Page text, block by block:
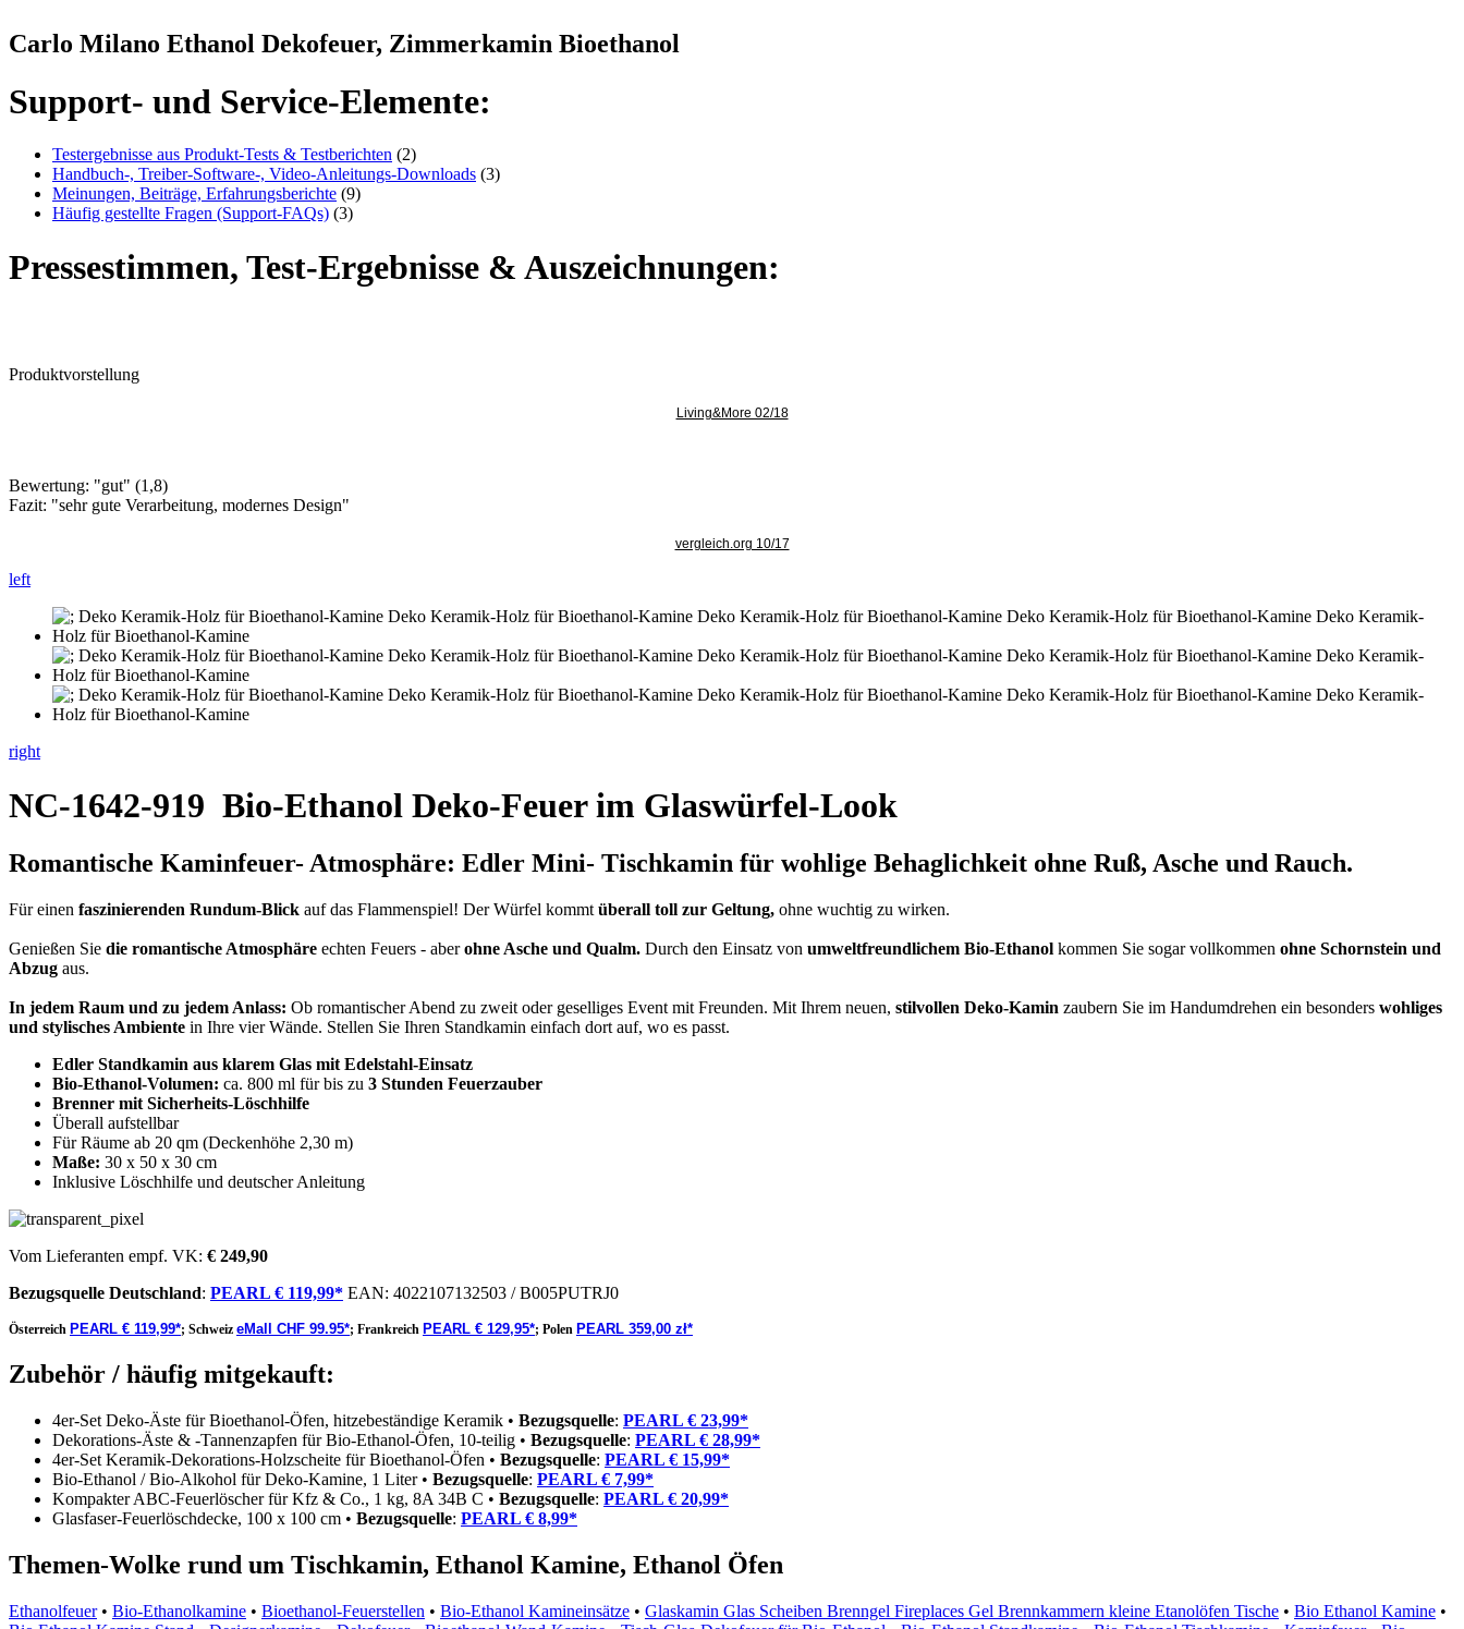
Carlo Milano Ethanol Dekofeuer, Zimmerkamin Bioethanol
Support- und Service-Elemente:
Testergebnisse aus Produkt-Tests & Testberichten (2)
Handbuch-, Treiber-Software-, Video-Anleitungs-Downloads (3)
Meinungen, Beiträge, Erfahrungsberichte (9)
Häufig gestellte Fragen (Support-FAQs) (3)
Pressestimmen, Test-Ergebnisse & Auszeichnungen:
Produktvorstellung
Living&More 02/18
Bewertung: "gut" (1,8)
Fazit: "sehr gute Verarbeitung, modernes Design"
vergleich.org 10/17
left
right
NC-1642-919 Bio-Ethanol Deko-Feuer im Glaswürfel-Look
Romantische Kaminfeuer- Atmosphäre: Edler Mini- Tischkamin für wohlige Behaglichkeit ohne Ruß, Asche und Rauch.
Für einen faszinierenden Rundum-Blick auf das Flammenspiel! Der Würfel kommt überall toll zur Geltung, ohne wuchtig zu wirken.
Genießen Sie die romantische Atmosphäre echten Feuers - aberohne Asche und Qualm. Durch den Einsatz von umweltfreundlichem Bio-Ethanol kommen Sie sogar vollkommen ohne Schornstein und
Abzug aus.
In jedem Raum und zu jedem Anlass: Ob romantischer Abend zu zweit oder geselliges Event mit Freunden. Mit Ihrem neuen, stilvollen Deko-Kamin zaubern Sie im Handumdrehen ein besonders wohliges
und stylisches Ambiente in Ihre vier Wände. Stellen Sie Ihren Standkamin einfach dort auf, wo es passt.
Edler Standkamin aus klarem Glas mit Edelstahl-Einsatz
Bio-Ethanol-Volumen: ca. 800 ml für bis zu 3 Stunden Feuerzauber
Brenner mit Sicherheits-Löschhilfe
Überall aufstellbar
Für Räume ab 20 qm (Deckenhöhe 2,30 m)
Maße: 30 x 50 x 30 cm
Inklusive Löschhilfe und deutscher Anleitung
Vom Lieferanten empf. VK: € 249,90
Bezugsquelle Deutschland: PEARL € 119,99* EAN: 4022107132503 / B005PUTRJ0
Österreich PEARL € 119,99*; Schweiz eMall CHF 99.95*; Frankreich PEARL € 129,95*; Polen PEARL 359,00 zł*
Zubehör / häufig mitgekauft:
4er-Set Deko-Äste für Bioethanol-Öfen, hitzebeständige Keramik • Bezugsquelle: PEARL € 23,99*
Dekorations-Äste & -Tannenzapfen für Bio-Ethanol-Öfen, 10-teilig • Bezugsquelle: PEARL € 28,99*
4er-Set Keramik-Dekorations-Holzscheite für Bioethanol-Öfen • Bezugsquelle: PEARL € 15,99*
Bio-Ethanol / Bio-Alkohol für Deko-Kamine, 1 Liter • Bezugsquelle: PEARL € 7,99*
Kompakter ABC-Feuerlöscher für Kfz & Co., 1 kg, 8A 34B C • Bezugsquelle: PEARL € 20,99*
Glasfaser-Feuerlöschdecke, 100 x 100 cm • Bezugsquelle: PEARL € 8,99*
Themen-Wolke rund um Tischkamin, Ethanol Kamine, Ethanol Öfen
Ethanolfeuer• Bio-Ethanolkamine • Bioethanol-Feuerstellen • Bio-Ethanol Kamineinsätze • Glaskamin Glas Scheiben Brenngel Fireplaces Gel Brennkammern kleine Etanolöfen Tische • Bio Ethanol Kamine •